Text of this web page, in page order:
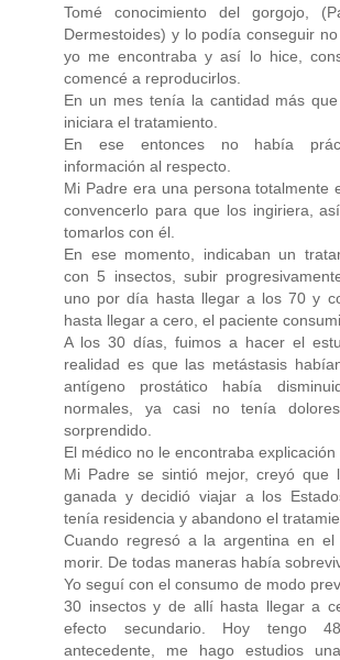
Tomé conocimiento del gorgojo,
Dermestoides) y lo podía conseguir
yo me encontraba y así lo hice,
comencé a reproducirlos.
En un mes tenía la cantidad más
iniciara el tratamiento.
En ese entonces no había
información al respecto.
Mi Padre era una persona totalmente
convencerlo para que los ingiriera,
tomarlos con él.
En ese momento, indicaban un
con 5 insectos, subir
uno por día hasta llegar a los 70 y
hasta llegar a cero, el paciente
A los 30 días, fuimos a hacer el
realidad es que las metástasis
antígeno prostático había
normales, ya casi no tenía
sorprendido.
El médico no le encontraba explicación
Mi Padre se sintió mejor, creyó que
ganada y decidió viajar a los
tenía residencia y abandono el
Cuando regresó a la argentina en
morir. De todas maneras había
Yo seguí con el consumo de modo
30 insectos y de allí hasta llegar a
efecto secundario. Hoy tengo
antecedente, me hago estudios